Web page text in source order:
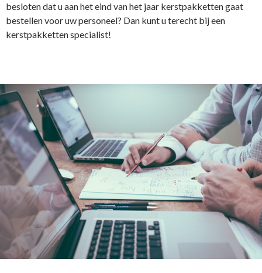
besloten dat u aan het eind van het jaar kerstpakketten gaat
bestellen voor uw personeel? Dan kunt u terecht bij een
kerstpakketten specialist!